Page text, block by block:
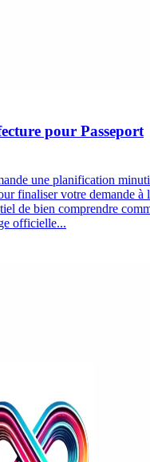
pour Passeport
une planification
finaliser votre demande à
de bien comprendre
officielle...